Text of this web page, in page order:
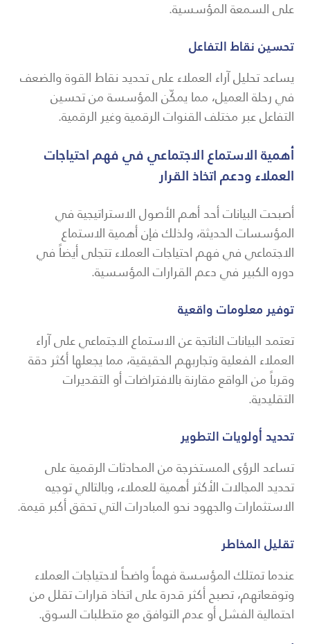
على السمعة المؤسسية.
تحسين نقاط التفاعل
يساعد تحليل آراء العملاء على تحديد نقاط القوة والضعف
في رحلة العميل، مما يمكّن المؤسسة من تحسين
التفاعل عبر مختلف القنوات الرقمية وغير الرقمية.
أهمية الاستماع الاجتماعي في فهم احتياجات
العملاء ودعم اتخاذ القرار
أصبحت البيانات أحد أهم الأصول الاستراتيجية في
المؤسسات الحديثة، ولذلك فإن أهمية الاستماع
الاجتماعي في فهم احتياجات العملاء تتجلى أيضاً في
دوره الكبير في دعم القرارات المؤسسية.
توفير معلومات واقعية
تعتمد البيانات الناتجة عن الاستماع الاجتماعي على آراء
العملاء الفعلية وتجاربهم الحقيقية، مما يجعلها أكثر دقة
وقرباً من الواقع مقارنة بالافتراضات أو التقديرات
التقليدية.
تحديد أولويات التطوير
تساعد الرؤى المستخرجة من المحادثات الرقمية على
تحديد المجالات الأكثر أهمية للعملاء، وبالتالي توجيه
الاستثمارات والجهود نحو المبادرات التي تحقق أكبر قيمة.
تقليل المخاطر
عندما تمتلك المؤسسة فهماً واضحاً لاحتياجات العملاء
وتوقعاتهم، تصبح أكثر قدرة على اتخاذ قرارات تقلل من
احتمالية الفشل أو عدم التوافق مع متطلبات السوق.